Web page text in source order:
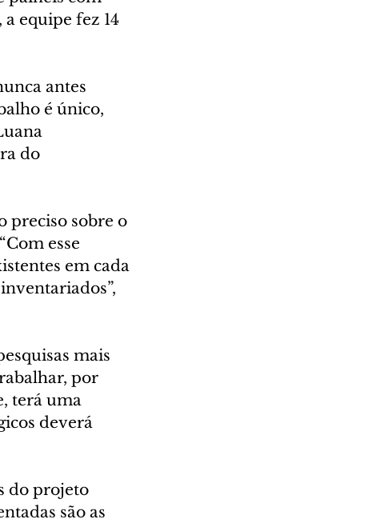
equipe fez 14
antes
é único,
do
preciso sobre o
esse
em cada
mais
por
terá uma
deverá
do projeto
são as